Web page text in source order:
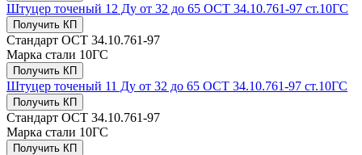
Штуцер точеный 12 Ду от 32 до 65 ОСТ 34.10.761-97 ст.10ГС
Получить КП
Стандарт ОСТ 34.10.761-97
Марка стали 10ГС
Получить КП
Штуцер точеный 11 Ду от 32 до 65 ОСТ 34.10.761-97 ст.10ГС
Получить КП
Стандарт ОСТ 34.10.761-97
Марка стали 10ГС
Получить КП